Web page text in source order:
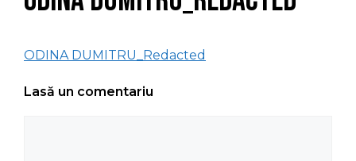
ODINA DUMITRU_Redacted
Lasă un comentariu